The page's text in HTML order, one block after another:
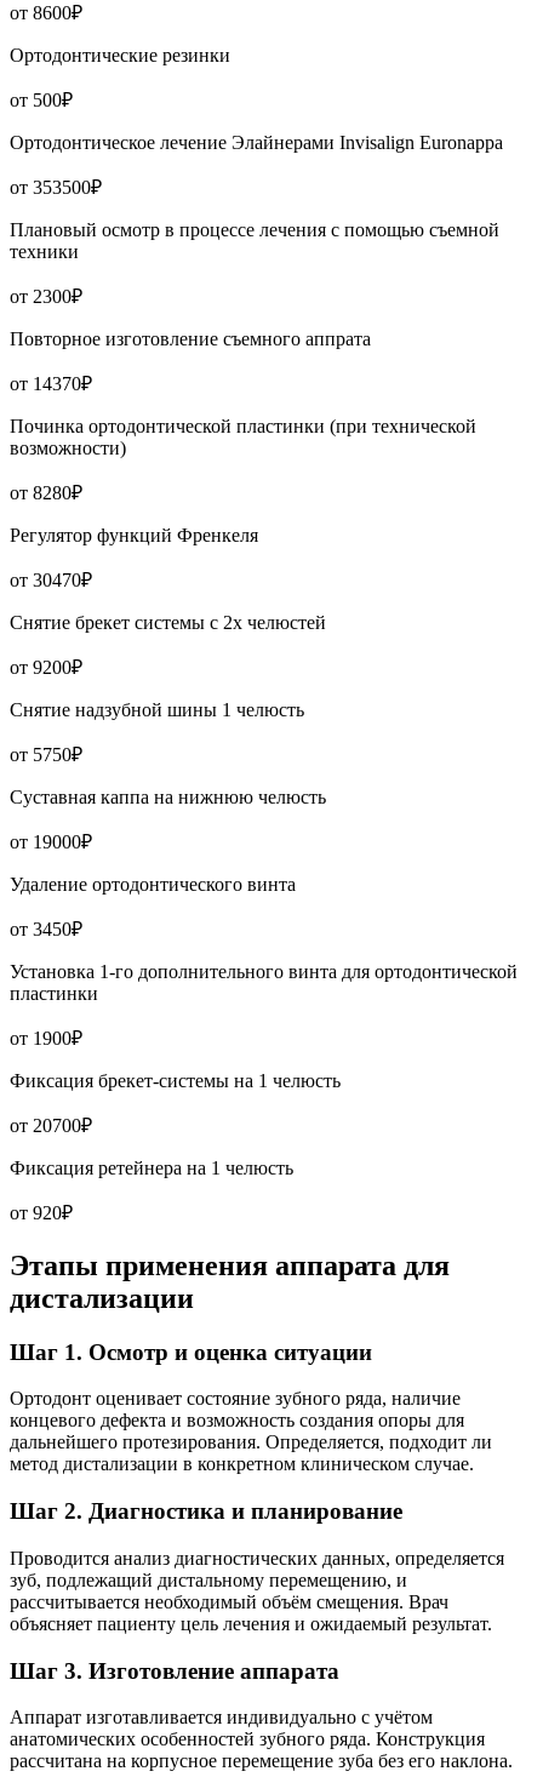
от 8600₽
Ортодонтические резинки
от 500₽
Ортодонтическое лечение Элайнерами Invisalign Euronappa
от 353500₽
Плановый осмотр в процессе лечения с помощью съемной
техники
от 2300₽
Повторное изготовление съемного аппрата
от 14370₽
Починка ортодонтической пластинки (при технической
возможности)
от 8280₽
Регулятор функций Френкеля
от 30470₽
Снятие брекет системы с 2х челюстей
от 9200₽
Снятие надзубной шины 1 челюсть
от 5750₽
Суставная каппа на нижнюю челюсть
от 19000₽
Удаление ортодонтического винта
от 3450₽
Установка 1-го дополнительного винта для ортодонтической
пластинки
от 1900₽
Фиксация брекет-системы на 1 челюсть
от 20700₽
Фиксация ретейнера на 1 челюсть
от 920₽
Этапы применения аппарата для
дистализации
Шаг 1. Осмотр и оценка ситуации
Ортодонт оценивает состояние зубного ряда, наличие
концевого дефекта и возможность создания опоры для
дальнейшего протезирования. Определяется, подходит ли
метод дистализации в конкретном клиническом случае.
Шаг 2. Диагностика и планирование
Проводится анализ диагностических данных, определяется
зуб, подлежащий дистальному перемещению, и
рассчитывается необходимый объём смещения. Врач
объясняет пациенту цель лечения и ожидаемый результат.
Шаг 3. Изготовление аппарата
Аппарат изготавливается индивидуально с учётом
анатомических особенностей зубного ряда. Конструкция
рассчитана на корпусное перемещение зуба без его наклона.